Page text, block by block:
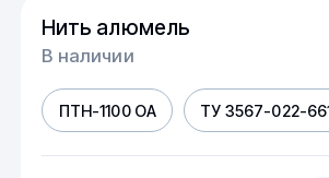
Нить алюмель
В наличии
ПТН-1100 ОА ТУ 3567-022-